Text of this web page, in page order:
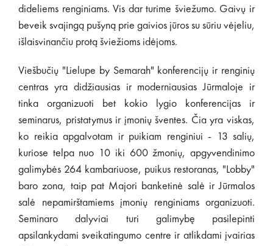
dideliems renginiams. Vis dar turime šviežumo. Gaivų ir
beveik svajingą pušyną prie gaivios jūros su sūriu vėjeliu,
išlaisvinančiu protą šviežioms idėjoms.
Viešbučių "Lielupe by Semarah" konferencijų ir renginių
centras yra didžiausias ir moderniausias Jūrmaloje ir
tinka organizuoti bet kokio lygio konferencijas ir
seminarus, pristatymus ir įmonių šventes. Čia yra viskas,
ko reikia apgalvotam ir puikiam renginiui - 13 salių,
kuriose telpa nuo 10 iki 600 žmonių, apgyvendinimo
galimybės 264 kambariuose, puikus restoranas, "Lobby"
baro zona, taip pat Majori banketinė salė ir Jūrmalos
salė nepamirštamiems įmonių renginiams organizuoti.
Seminaro dalyviai turi galimybę pasilepinti
apsilankydami sveikatingumo centre ir atlikdami įvairias